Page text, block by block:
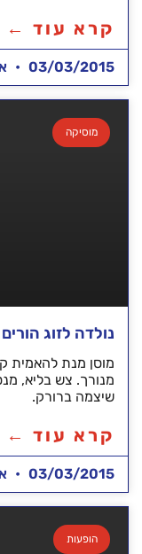
קרא עוד ←
03/03/2015
מוסיקה
נולדה לזוג
מוסן מנת להאמית
מנורך. צש בליא,
שיצמה ברורק.
קרא עוד ←
03/03/2015
הופעות